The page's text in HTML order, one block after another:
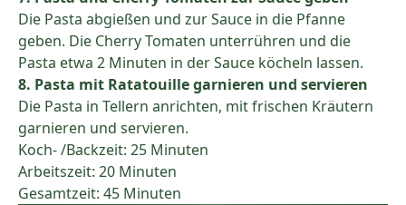
Die Pasta abgießen und zur Sauce in die Pfanne
geben. Die Cherry Tomaten unterrühren und die
Pasta etwa 2 Minuten in der Sauce köcheln lassen.
8. Pasta mit Ratatouille garnieren und servieren
Die Pasta in Tellern anrichten, mit frischen Kräutern
garnieren und servieren.
Koch- /Backzeit: 25 Minuten
Arbeitszeit: 20 Minuten
Gesamtzeit: 45 Minuten